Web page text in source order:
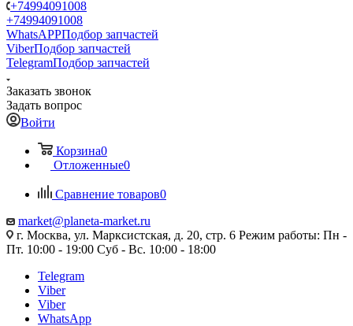
+74994091008
+74994091008
WhatsAPPПодбор запчастей
ViberПодбор запчастей
TelegramПодбор запчастей
Заказать звонок
Задать вопрос
Войти
Корзина0
Отложенные0
Сравнение товаров0
market@planeta-market.ru
г. Москва, ул. Марксистская, д. 20, стр. 6 Режим работы: Пн -
Пт. 10:00 - 19:00 Суб - Вс. 10:00 - 18:00
Telegram
Viber
Viber
WhatsApp